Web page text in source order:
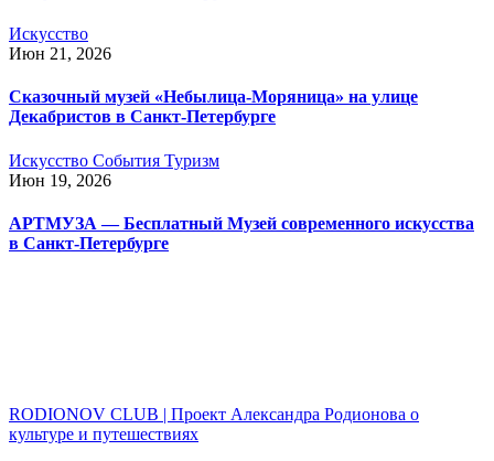
Искусство
Июн 21, 2026
Сказочный музей «Небылица-Моряница» на улице
Декабристов в Санкт-Петербурге
Искусство События Туризм
Июн 19, 2026
АРТМУЗА — Бесплатный Музей современного искусства
в Санкт-Петербурге
RODIONOV CLUB | Проект Александра Родионова о
культуре и путешествиях